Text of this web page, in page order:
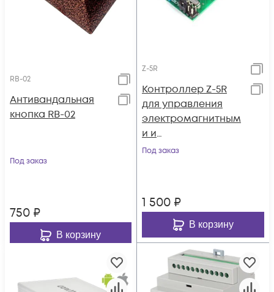
RB-02
Антивандальная
кнопка RB-02
Под заказ
750 ₽
В корзину
Z-5R
Контроллер Z-5R
для управления
электромагнитным
и и
электромеханическ
Под заказ
1 500 ₽
В корзину